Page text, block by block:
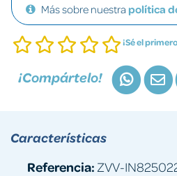
Más sobre nuestra política
¡Sé el
¡Compártelo!
Características
Referencia: ZVV-